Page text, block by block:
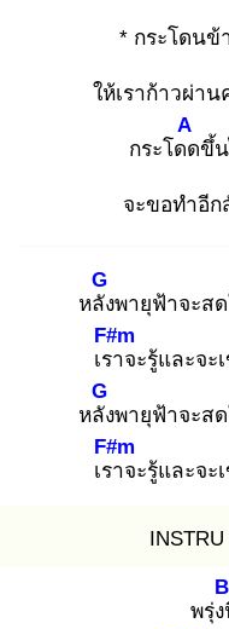
* กระโดนข้
ให้เราก้าวผ่า
กระโดด
A
ขึ้
จะขอทำอีก
หลัง
G
พายุฟ้าจะส
เรา
F#m
จะรู้และจะ
หลัง
G
พายุฟ้าจะส
เรา
F#m
จะรู้และจะ
INSTRU
พรุ่